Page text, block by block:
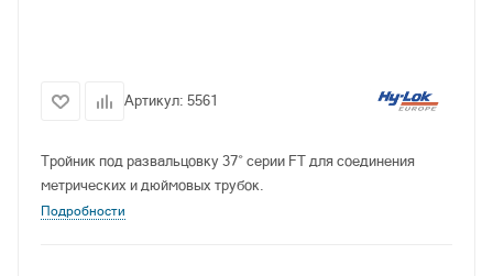
Артикул: 5561
Тройник под развальцовку 37° серии FT для соединения
метрических и дюймовых трубок.
Подробности